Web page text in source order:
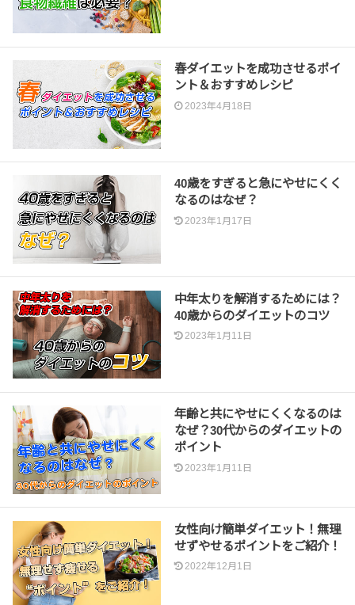
春ダイエットを成功させるポイ
ント＆おすすめレシピ
2023年4月18日
40歳をすぎると急にやせにくく
なるのはなぜ？
2023年1月17日
中年太りを解消するためには？
40歳からのダイエットのコツ
2023年1月11日
年齢と共にやせにくくなるのは
なぜ？30代からのダイエットの
ポイント
2023年1月11日
女性向け簡単ダイエット！無理
せずやせるポイントをご紹介！
2022年12月1日